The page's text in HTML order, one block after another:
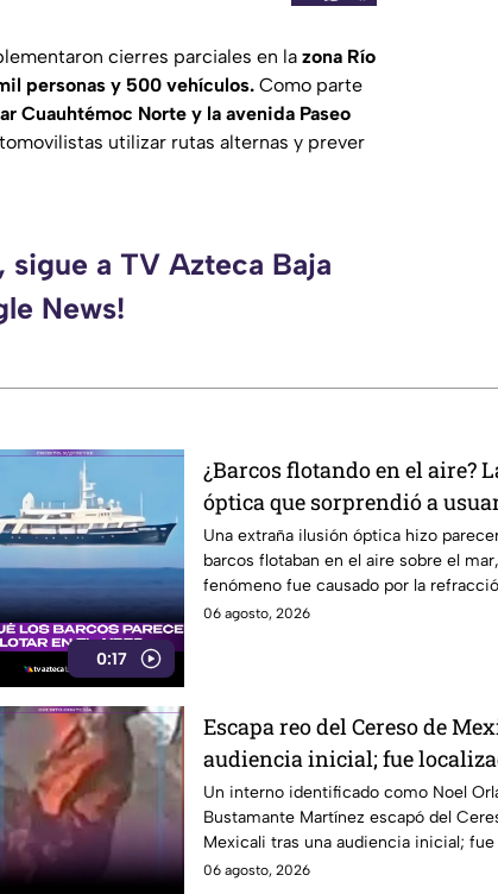
cierres parciales en la zona Río
personas y 500 vehículos. Como parte
Cuauhtémoc Norte y la avenida Paseo
utilizar rutas alternas y prever
a TV Azteca Baja
News!
0:17
¿Barcos flotando en el aire?
óptica que sorprendió a
redes sociales
Una extraña ilusión óptica hizo
barcos flotaban en el aire sobre el
fenómeno fue causado por la
06 agosto, 2026
Escapa reo del Cereso de
audiencia inicial; fue
después
Un interno identificado como Noel
Bustamante Martínez escapó del
Mexicali tras una audiencia inicial; fue
noche del miércoles.
06 agosto, 2026